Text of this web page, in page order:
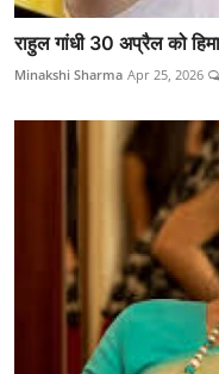
राहुल गांधी 30 अप्रैल को
Minakshi Sharma Apr 25, 2026